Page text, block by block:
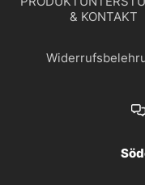
& KONTAKT